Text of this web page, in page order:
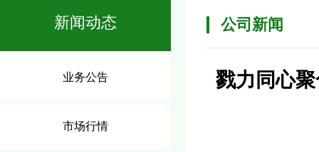
新闻动态
业务公告
市场行情
公司新闻
戮力同心